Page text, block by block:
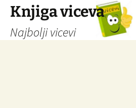
Knjiga viceva
Najbolji vicevi